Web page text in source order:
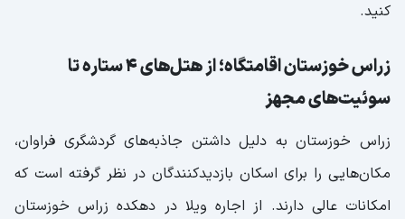
کنید.
زراس خوزستان اقامتگاه؛ از هتل‌های 4 ستاره تا
سوئیت‌های مجهز
زراس خوزستان به دلیل داشتن جاذبه‌های گردشگری فراوان،
مکان‌هایی را برای اسکان بازدیدکنندگان در نظر گرفته است که
امکانات عالی دارند. از اجاره ویلا در دهکده زراس خوزستان